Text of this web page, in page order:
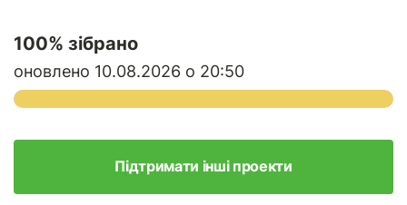
100% зібрано
оновлено 10.08.2026 о 20:50
Підтримати інші проекти